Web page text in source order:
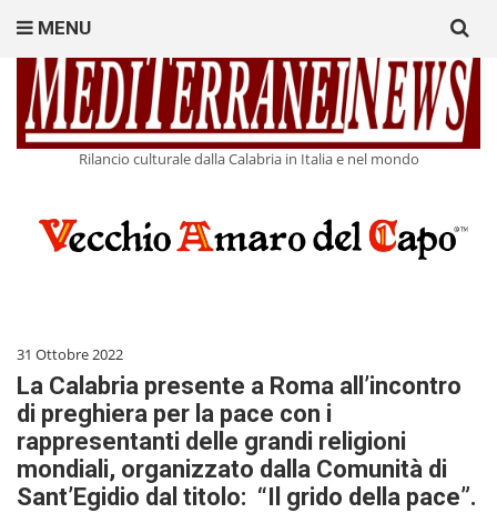
Rilancio culturale dalla Calabria in Italia e nel mondo
MENU
for:
31 Ottobre 2022
La Calabria presente a Roma all’incontro
di preghiera per la pace con i
rappresentanti delle grandi religioni
mondiali, organizzato dalla Comunità di
Sant’Egidio dal titolo: “Il grido della pace”.